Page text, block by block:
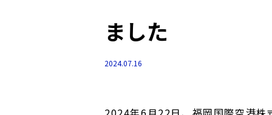
ました
2024.07.16